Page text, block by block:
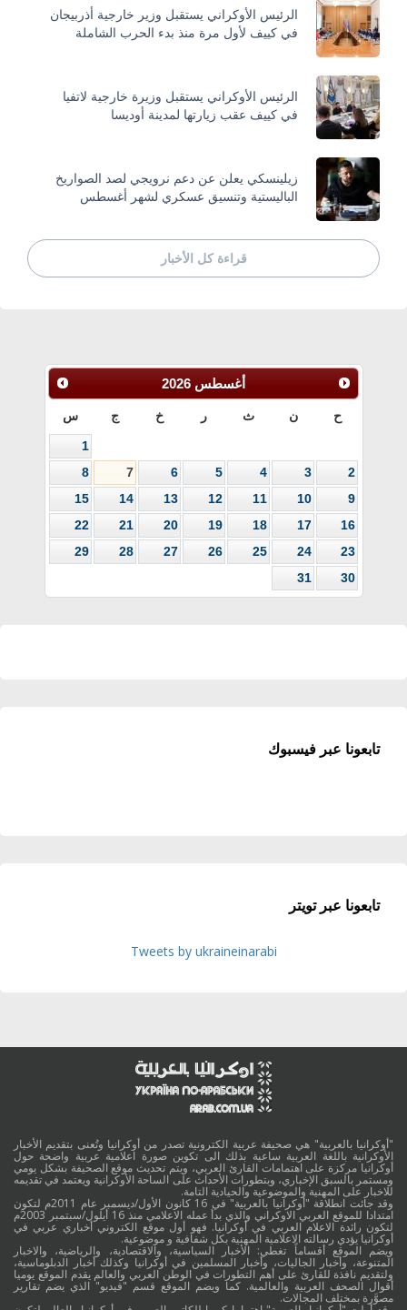
الرئيس الأوكراني يستقبل وزير خارجية أذربيجان
في كييف لأول مرة منذ بدء الحرب الشاملة
الرئيس الأوكراني يستقبل وزيرة خارجية لاتفيا
في كييف عقب زيارتها لمدينة أوديسا
زيلينسكي يعلن عن دعم نرويجي لصد الصواريخ
الباليستية وتنسيق عسكري لشهر أغسطس
قراءة كل الأخبار
أغسطس 2026
ح ن ث ر خ ج س
1
2
3
4
5
6
7
8
9
10
11
12
13
14
15
16
17
18
19
20
21
22
23
24
25
26
27
28
29
30
31
تابعونا عبر فيسبوك
تابعونا عبر تويتر
Tweets by ukraineinarabi
"أوكرانيا بالعربية" هي صحيفة عربية الكترونية تصدر من أوكرانيا وتُعنى بتقديم الأخبار
الأوكرانية باللغة العربية ساعية بذلك الى تكوين صورة اعلامية عربية واضحة حول
أوكرانيا مركزة على اهتمامات القارئ العربي، ويتم تحديث موقع الصحيفة بشكل يومي
ومستمر بالسبق الإخباري، وبتطورات الأحداث على الساحة الأوكرانية ويعتمد في تقديمه
للاخبار على المهنية والموضوعية والحيادية التامة.
وقد جائت انطلاقة "أوكرانيا بالعربية" في 16 كانون الأول/ديسمبر عام 2011م لتكون
امتدادا للموقع العربي الاوكراني والذي بدأ عمله الاعلامي منذ 16 أيلول/سبتمبر 2003م
لتكون رائدة الاعلام العربي في أوكرانيا. فهو أول موقع الكتروني أخباري عربي في
أوكرانيا يؤدي رسالته الاعلامية المهنية بكل شفافية و موضوعية.
ويضم الموقع أقساماً تغطي: الأخبار السياسية، والاقتصادية، والرياضية، والاخبار
المتنوعة، وأخبار الجاليات، وأخبار المسلمين في أوكرانيا وكذلك أخبار الدبلوماسية،
ولتقديم نافذة للقارئ على أهم التطورات في الوطن العربي والعالم يقدم الموقع يوميا
أقوال الصحف العربية والعالمية. كما ويضم الموقع قسم "فيديو" الذي يضم تقارير
مصوَّرة بمختلف المجالات.